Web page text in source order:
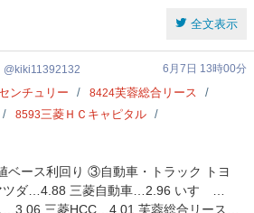
全文表示
kiki11392132
6月7日 13時00分
ンチュリー 8424芙蓉総合リース
8593三菱ＨＣキャピタル
ベース利回り ③自動車・トラック トヨ
ダ…4.88 三菱自動車…2.96 いすゞ…
三菱HCC…4.01 芙蓉総合リース…